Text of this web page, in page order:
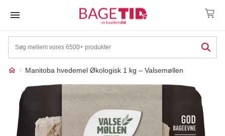
Manitoba hvedemel Økologisk 1 kg – Valsemøllen
Måske kunne nogle af
disse produkter have din
interesse?